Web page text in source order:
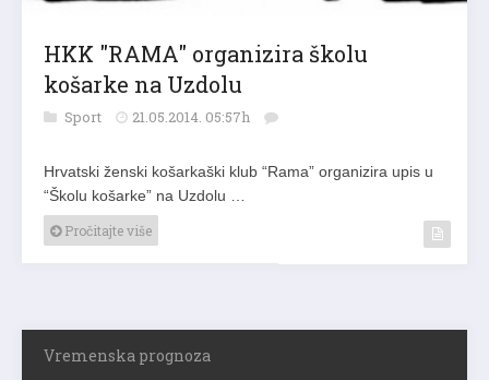
HKK "RAMA" organizira školu
košarke na Uzdolu
Sport 21.05.2014. 05:57h
Hrvatski ženski košarkaški klub “Rama” organizira upis u
“Školu košarke” na Uzdolu …
Pročitajte više
Vremenska prognoza